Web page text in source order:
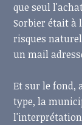
que seul
Sorbier était à
risques
un mail
Et sur le fond,
type, la
l'interprétation